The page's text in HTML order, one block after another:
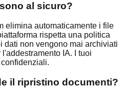
al sicuro?
elimina automaticamente i file
rispetta una politica
non vengono mai archiviati
IA. I tuoi
il ripristino documenti?